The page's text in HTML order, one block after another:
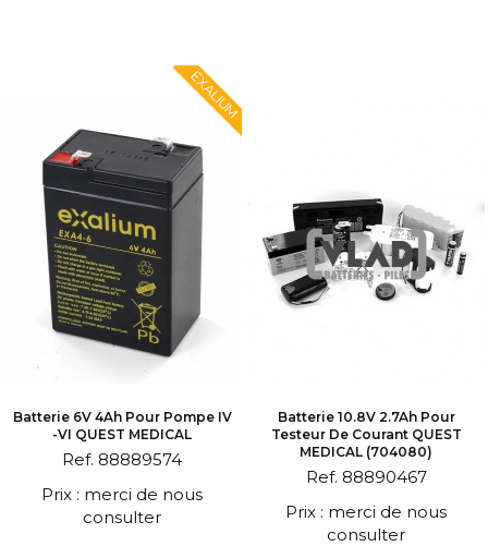
EXALIUM
Batterie 6V 4Ah Pour Pompe IV
-VI QUEST MEDICAL
Ref. 88889574
Prix : merci de nous
consulter
Batterie 10.8V 2.7Ah Pour
Testeur De Courant QUEST
MEDICAL (704080)
Ref. 88890467
Prix : merci de nous
consulter